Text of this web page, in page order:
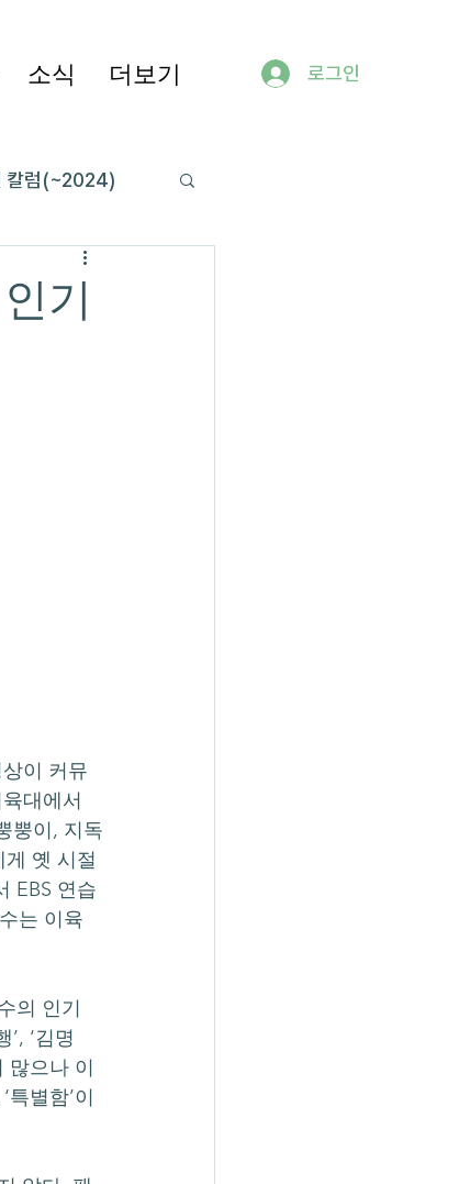
소식 더보기 로그인
칼럼(~2024)
기
대에서
뿡이, 지독
옛 시절
EBS 연습
는 이육
‘김명
많으나 이
별함’이